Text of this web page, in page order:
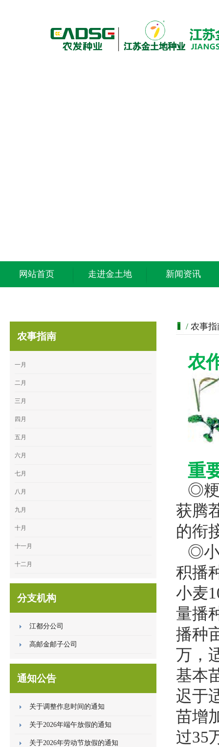
网站首页 走进金土地 新闻资讯
农事指南
一月
二月
三月
四月
五月
六月
七月
八月
九月
十月
十一月
十二月
分支机构
江都分公司
高邮金邮子公司
通知公告
关于调整作息时间的通知
关于2026年端午放假的通知
关于2026年劳动节放假的通知
/ 农事指
农
重
◎粳
获腾
的衔
◎小
积播
小麦
量播
播种
万，
基本
迟于
苗增
过35